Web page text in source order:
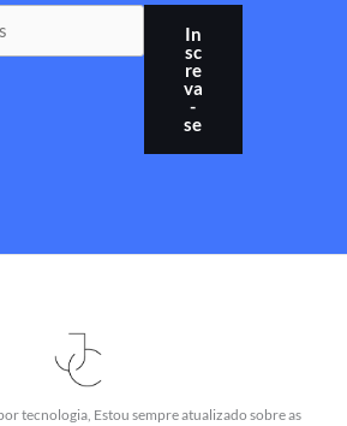
In
sc
re
va
-
se
tecnologia, Estou sempre atualizado sobre as